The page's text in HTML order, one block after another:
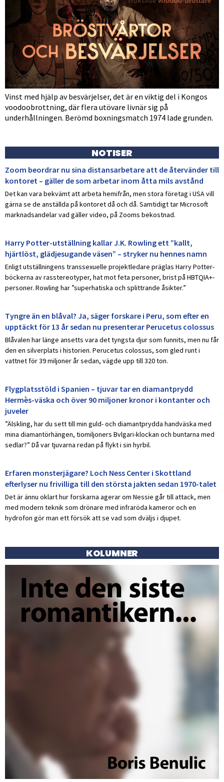
Vinst med hjälp av besvärjelser, det är en viktig del i Kongos
voodoobrottning, där flera utövare livnär sig på
underhållningen. Berömd boxningsmatch 1974 lade grunden.
NOTISER
Zoom beordrar nu sina distansarbetare att de återvänder till
kontoret – gäller de som arbetar inom åtta mils avstånd
Det kan vara bekvämt att arbeta hemifrån, men stora företag i USA vill
gärna se de anställda på kontoret då och då. Samtidigt tar Microsoft
marknadsandelar vad gäller video, på Zooms bekostnad.
Harry Potter-utställning kallar J.K. Rowling ett ”kallt,
hjärtlöst, glädjesugande väsen” – stryker nu hennes namn
Enligt utställningens transsexuelle projektledare präglas Harry Potter-
böckerna av rasstereotyper, hat mot feta personer, brist på HBTQIA+-
personer. Rowling har ”superhatiska och splittrande åsikter.”
Tyngre än en blåval? Ja, säger forskare i Peru, som efter en
upptäckt för 13 år sedan nu presenterar Perucetus colossus
Blåvalen har länge ansetts vara det tyngsta djur som funnits, men nu får
den en silverplats i historien. Perucetus colossus, som gled runt i
vattnet för 39 miljoner år sedan, vägde upp till 320 ton.
Flygplatsstöld i Spanien – tjuvar tar en diamantprydd
Hermès-väska och över 90 miljoner kronor i kontanter och
juveler
”Älskling, har du sett till min guld- och diamantprydda handväska med
mina diamantörhängen, tiomiljoners Bvlgari-klockan och buntarna med
sedlar?” Då var tjuvarna redan på flykt i sin hyrbil.
Erfaren monsterjägare? Loch Ness Center i Skottland
efterlyser nu frivilliga till den största jakten sedan 1970-talet
Det är ännu oklart hur forskarna agerar om Nessie går till attack, men
med modern teknik som drönare med infraröda kameror och en
hydrofon gör man ett försök att se vad som dväljs i djupet.
KOLUMNER